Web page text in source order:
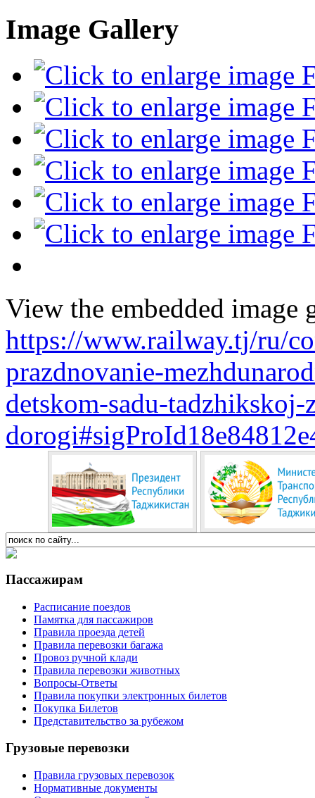
Image Gallery
View the embedded image
https://www.railway.tj/ru/
prazdnovanie-
detskom-sadu-tadzhikskoj-
Пассажирам
Расписание поездов
Памятка для пассажиров
Правила проезда детей
Правила перевозки багажа
Провоз ручной клади
Правила перевозки животных
Вопросы-Ответы
Правила покупки электронных билетов
Покупка Билетов
Представительство за рубежом
Грузовые перевозки
Правила грузовых перевозок
Нормативные документы